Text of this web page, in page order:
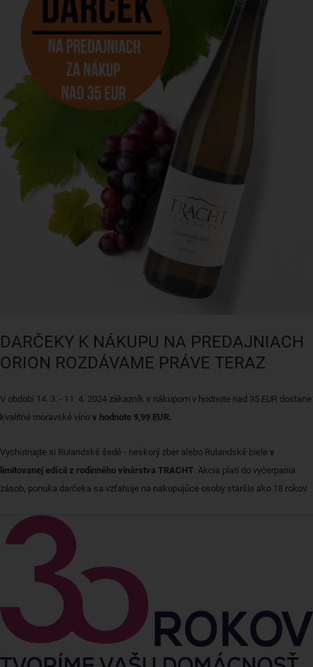
DARČEKY K NÁKUPU NA PREDAJNIACH
ORION ROZDÁVAME PRÁVE TERAZ
V období 14. 3. - 11. 4. 2024 zákazník s nákupom v hodnote nad 35 EUR dostane
kvalitné moravské víno v hodnote 9,99 EUR.
Vychutnajte si Rulandské šedé - neskorý zber alebo Rulandské biele v
limitovanej edícii z rodinného vinárstva TRACHT. Akcia platí do vyčerpania
zásob, ponuka darčeka sa vzťahuje na nakupujúce osoby staršie ako 18 rokov.